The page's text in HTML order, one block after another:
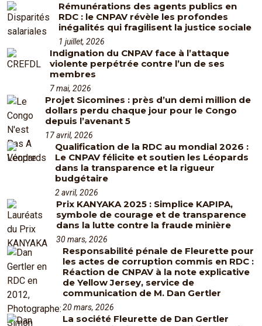
Rémunérations des agents publics en
RDC : le CNPAV révèle les profondes
inégalités qui fragilisent la justice sociale
1 juillet, 2026
Indignation du CNPAV face à l’attaque
violente perpétrée contre l’un de ses
membres
7 mai, 2026
Projet Sicomines : près d’un demi million de
dollars perdu chaque jour pour le Congo
depuis l’avenant 5
17 avril, 2026
Qualification de la RDC au mondial 2026 :
Le CNPAV félicite et soutien les Léopards
dans la transparence et la rigueur
budgétaire
2 avril, 2026
Prix KANYAKA 2025 : Simplice KAPIPA,
symbole de courage et de transparence
dans la lutte contre la fraude minière
30 mars, 2026
Responsabilité pénale de Fleurette pour
les actes de corruption commis en RDC :
Réaction de CNPAV à la note explicative
de Yellow Jersey, service de
communication de M. Dan Gertler
20 mars, 2026
La société Fleurette de Dan Gertler